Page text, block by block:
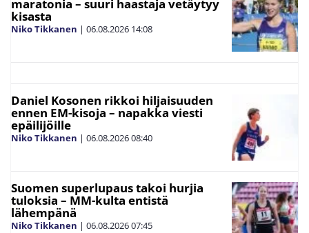
maratonia – suuri haastaja vetäytyy
kisasta
Niko Tikkanen | 06.08.2026 14:08
Daniel Kosonen rikkoi hiljaisuuden
ennen EM-kisoja – napakka viesti
epäilijöille
Niko Tikkanen | 06.08.202608:40
Suomen superlupaus takoi hurjia
tuloksia – MM-kulta entistä
lähempänä
Niko Tikkanen | 06.08.202607:45